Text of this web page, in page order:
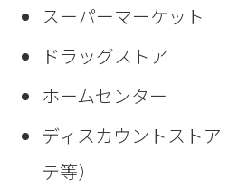
スーパーマーケット
ドラッグストア
ホームセンター
ディスカウントスト
テ等）